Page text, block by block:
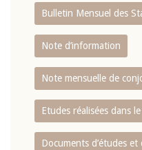
Bulletin Mensuel des
Note d’information
Note mensuelle de
Etudes réalisées dans
Documents d’études et